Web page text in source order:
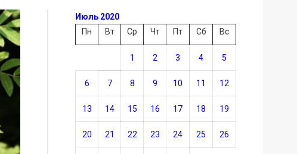
Июль 2020
Пн
Вт Ср Чт Пт Сб Вс
1 2 3 4 5
6 7 8 9 10 11 12
13 14 15 16 17 18 19
20 21 22 23 24 25 26